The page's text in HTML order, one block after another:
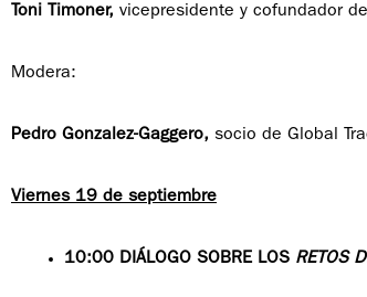
Toni Timoner, vicepresidente y cofundador
Modera:
Pedro Gonzalez-Gaggero, socio de Global
Viernes 19 de septiembre
10:00 DIÁLOGO SOBRE LOS RETOS